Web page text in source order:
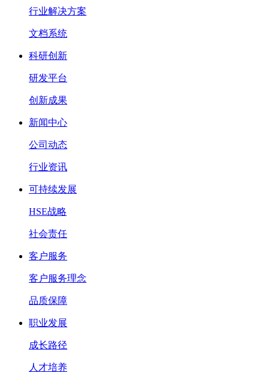
行业解决方案
文档系统
科研创新
研发平台
创新成果
新闻中心
公司动态
行业资讯
可持续发展
HSE战略
社会责任
客户服务
客户服务理念
品质保障
职业发展
成长路径
人才培养